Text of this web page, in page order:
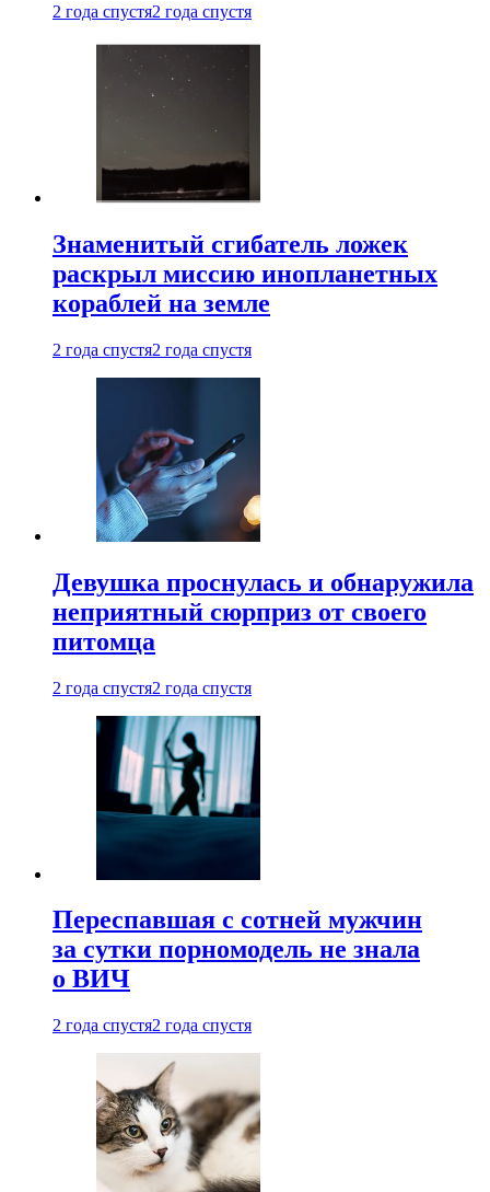
2 года спустя2 года спустя
Знаменитый сгибатель ложек
раскрыл миссию инопланетных
кораблей на земле
2 года спустя2 года спустя
Девушка проснулась и обнаружила
неприятный сюрприз от своего
питомца
2 года спустя2 года спустя
Переспавшая с сотней мужчин
за сутки порномодель не знала
о ВИЧ
2 года спустя2 года спустя